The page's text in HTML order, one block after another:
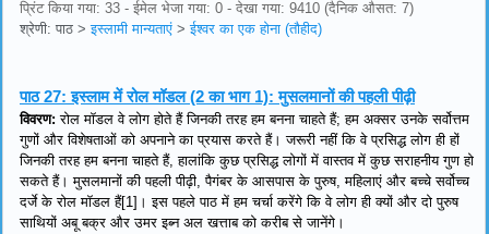
प्रिंट किया गया: 33 - ईमेल भेजा गया: 0 - देखा गया: 9410 (दैनिक औसत: 7)
श्रेणी: पाठ >इस्लामी मान्यताएं >ईश्वर का एक होना (तौहीद)
पाठ 27:इस्लाम में रोल मॉडल (2 का भाग 1): मुसलमानों की पहली पीढ़ी
विवरण: रोल मॉडल वे लोग होते हैं जिनकी तरह हम बनना चाहते हैं; हम अक्सर उनके सर्वोत्तम
गुणों और विशेषताओं को अपनाने का प्रयास करते हैं। जरूरी नहीं कि वे प्रसिद्ध लोग ही हों
जिनकी तरह हम बनना चाहते हैं, हालांकि कुछ प्रसिद्ध लोगों में वास्तव में कुछ सराहनीय गुण हो
सकते हैं। मुसलमानों की पहली पीढ़ी, पैगंबर के आसपास के पुरुष, महिलाएं और बच्चे सर्वोच्च
दर्जे के रोल मॉडल हैं[1]। इस पहले पाठ में हम चर्चा करेंगे कि वे लोग ही क्यों और दो पुरुष
साथियों अबू बक्र और उमर इब्न अल खत्ताब को करीब से जानेंगे।